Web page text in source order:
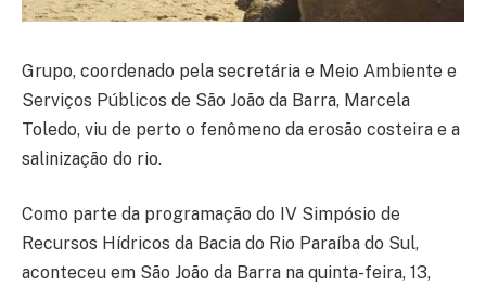
Grupo, coordenado pela secretária e Meio Ambiente e
Serviços Públicos de São João da Barra, Marcela
Toledo, viu de perto o fenômeno da erosão costeira e a
salinização do rio.
Como parte da programação do IV Simpósio de
Recursos Hídricos da Bacia do Rio Paraíba do Sul,
aconteceu em São João da Barra na quinta-feira, 13,